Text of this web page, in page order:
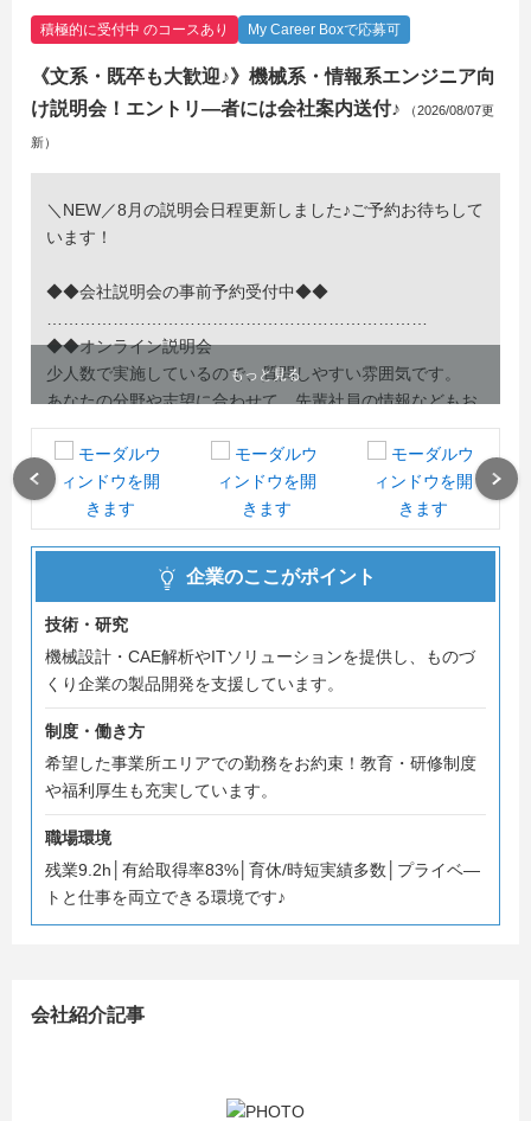
積極的に受付中 のコースあり My Career Boxで応募可
《文系・既卒も大歓迎♪》機械系・情報系エンジニア向
け説明会！エントリ―者には会社案内送付♪ （2026/08/07更
新）
＼NEW／8月の説明会日程更新しました♪ご予約お待ちして
います！
◆◆会社説明会の事前予約受付中◆◆
◆◆オンライン説明会
少人数で実施しているので、質問しやすい雰囲気です。
あなたの分野や志望に合わせて、先輩社員の情報などもお
伝えします！
◆◆セミナーページからエントリーしてください♪
日程の個別調整もOK！気になることは一緒に解消しましょ
……………………………………………………………
全学部・全学科対象！
既卒（第二新卒）・文系の方も大歓迎です。
もっと見る
企業のここがポイント
技術・研究
機械設計・CAE解析やITソリューションを提供し、ものづ
くり企業の製品開発を支援しています。
制度・働き方
希望した事業所エリアでの勤務をお約束！教育・研修制度
や福利厚生も充実しています。
職場環境
残業9.2h│有給取得率83%│育休/時短実績多数│プライベ―
トと仕事を両立できる環境です♪
会社紹介記事